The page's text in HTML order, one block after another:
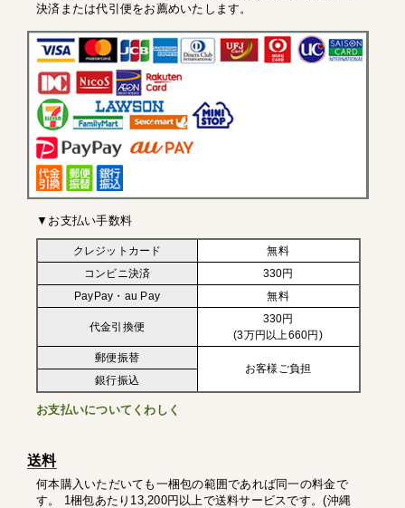
決済または代引便をお薦めいたします。
▼お支払い手数料
クレジットカード
無料
コンビニ決済
330円
PayPay・au Pay
無料
代金引換便
330円
(3万円以上660円)
郵便振替
お客様ご負担
銀行振込
お支払いについてくわしく
送料
何本購入いただいても一梱包の範囲であれば同一の料金で
す。 1梱包あたり13,200円以上で送料サービスです。(沖縄